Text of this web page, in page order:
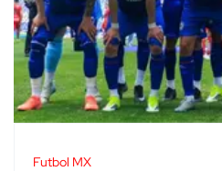
Futbol MX